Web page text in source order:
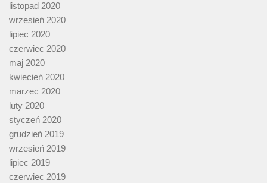
listopad 2020
wrzesień 2020
lipiec 2020
czerwiec 2020
maj 2020
kwiecień 2020
marzec 2020
luty 2020
styczeń 2020
grudzień 2019
wrzesień 2019
lipiec 2019
czerwiec 2019